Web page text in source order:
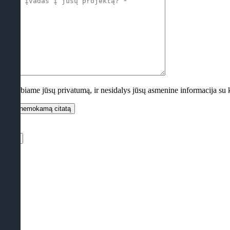
gerbiame jūsų privatumą, ir nesidalys jūsų asmenine informacija su